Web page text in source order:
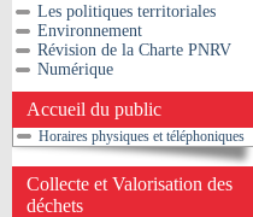
Les politiques territoriales
Environnement
Révision de la Charte PNRV
Numérique
Accueil du public
Horaires physiques et téléphoniques
Collecte et Valorisation des
déchets